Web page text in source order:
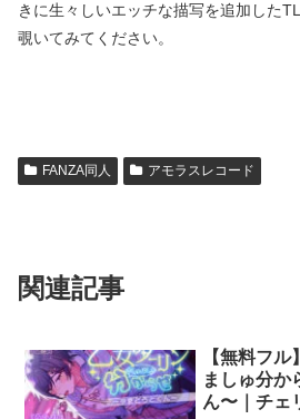
きに生々しいエッチな描写を追加した
覗いてみてください。
FANZA同人 アモラスレコード
関連記事
【無料フ
ましゅ分か
ん〜｜チェ